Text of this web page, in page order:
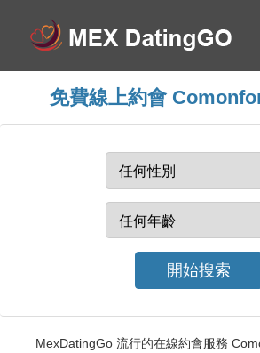
免費線上約會
MexDatingGo 流行的在線約會服務